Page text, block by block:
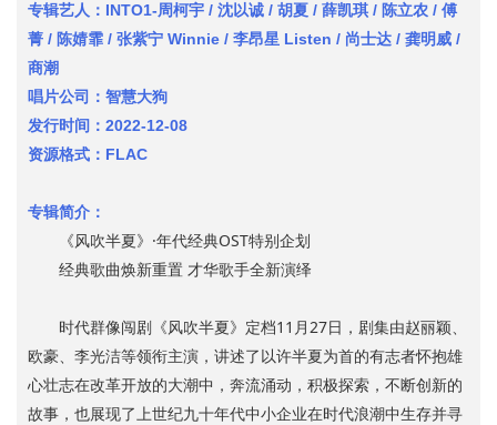
专辑艺人：INTO1-周柯宇 / 沈以诚 / 胡夏 / 薛凯琪 / 陈立农 / 傅
菁 / 陈婧霏 / 张紫宁 Winnie / 李昂星 Listen / 尚士达 / 龚明威 /
商潮
唱片公司：智慧大狗
发行时间：2022-12-08
资源格式：FLAC
专辑简介：
《风吹半夏》·年代经典OST特别企划
经典歌曲焕新重置 才华歌手全新演绎
时代群像闯剧《风吹半夏》定档11月27日，剧集由赵丽颖、
欧豪、李光洁等领衔主演，讲述了以许半夏为首的有志者怀抱雄
心壮志在改革开放的大潮中，奔流涌动，积极探索，不断创新的
故事，也展现了上世纪九十年代中小企业在时代浪潮中生存并寻